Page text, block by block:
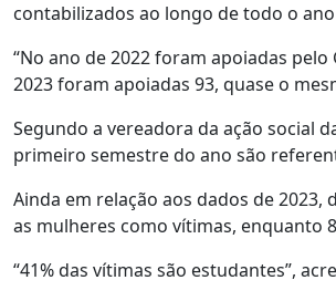
contabilizados ao longo de todo o
“No ano de 2022 foram apoiadas
2023 foram apoiadas 93, quase o
Segundo a vereadora da ação social
primeiro semestre do ano são
Ainda em relação aos dados de
as mulheres como vítimas, enquanto
“41% das vítimas são estudantes”,